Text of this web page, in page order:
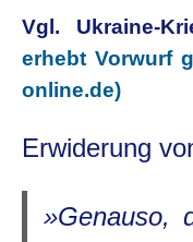
Vgl. Ukraine-
erhebt Vorwurf
online.de)
Erwiderung
»Genauso,